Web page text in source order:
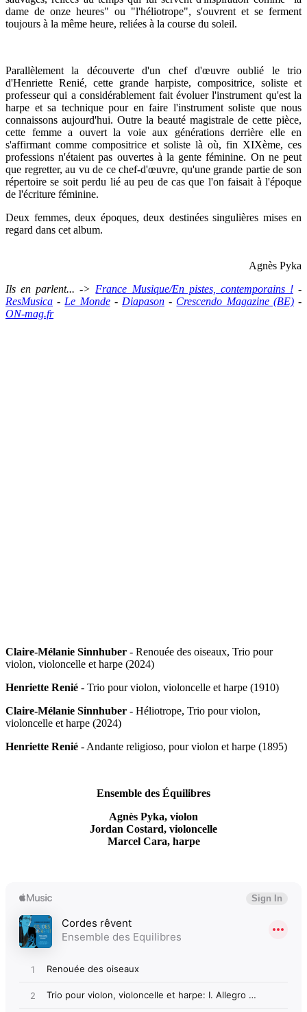
dame de onze heures" ou "l'héliotrope", s'ouvrent et se ferment
toujours à la même heure, reliées à la course du soleil.
Parallèlement la découverte d'un chef d'œuvre oublié le trio
d'Henriette Renié, cette grande harpiste, compositrice, soliste et
professeur qui a considérablement fait évoluer l'instrument qu'est la
harpe et sa technique pour en faire l'instrument soliste que nous
connaissons aujourd'hui. Outre la beauté magistrale de cette pièce,
cette femme a ouvert la voie aux générations derrière elle en
s'affirmant comme compositrice et soliste là où, fin XIXème, ces
professions n'étaient pas ouvertes à la gente féminine. On ne peut
que regretter, au vu de ce chef-d'œuvre, qu'une grande partie de son
répertoire se soit perdu lié au peu de cas que l'on faisait à l'époque
de l'écriture féminine.
Deux femmes, deux époques, deux destinées singulières mises en
regard dans cet album.
Agnès Pyka
Ils en parlent... -> France Musique/En pistes, contemporains !-
ResMusica - Le Monde- Diapason - Crescendo Magazine (BE)-
ON-mag.fr
Claire-Mélanie Sinnhuber - Renouée des oiseaux, Trio pour
violon, violoncelle et harpe (2024)
Henriette Renié - Trio pour violon, violoncelle et harpe (1910)
Claire-Mélanie Sinnhuber - Héliotrope, Trio pour violon,
violoncelle et harpe (2024)
Henriette Renié - Andante religioso, pour violon et harpe (1895)
Ensemble des Équilibres
Agnès Pyka, violon
Jordan Costard, violoncelle
Marcel Cara, harpe